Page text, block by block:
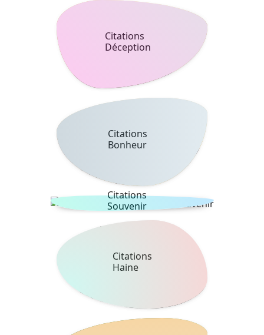
Citations
Déception
Citations
Bonheur
Citations
Souvenir
Citations
Haine